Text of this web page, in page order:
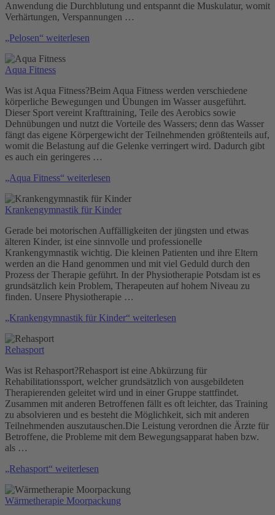
Anwendung die Durchblutung und entspannt die Muskulatur, womit
Verhärtungen, Verspannungen …
„Pelosen“ weiterlesen
Aqua Fitness
Was ist Aqua Fitness?Beim Aqua Fitness werden verschiedene
körperliche Bewegungen und Übungen im Wasser ausgeführt.
Dieser Sport vereint Krafttraining, Teile des Aerobics sowie
Dehnübungen und nutzt die Vorteile des Wassers; denn das Wasser
fängt das eigene Körpergewicht der Teilnehmenden größtenteils auf,
womit die Belastung auf die Gelenke verringert wird. Dadurch gibt
es auch ein geringeres …
„Aqua Fitness“ weiterlesen
Krankengymnastik für Kinder
Gerade bei motorischen Auffälligkeiten der jüngsten und etwas
älteren Kinder, ist eine sinnvolle und professionelle
Krankengymnastik wichtig. Die kleinen Patienten und ihre Eltern
werden an die Hand genommen und mit viel Geduld durch den
Prozess der Therapie geführt. In der Physiotherapie Potsdam ist es
grundsätzlich kein Problem, Therapeuten auf hohem Niveau zu
finden. Unsere Physiotherapie …
„Krankengymnastik für Kinder“ weiterlesen
Rehasport
Was ist Rehasport?Rehasport ist eine Abkürzung für
Rehabilitationssport, welcher grundsätzlich von ausgebildeten
Therapierenden geleitet wird und in einer Gruppe stattfindet.
Zusammen mit anderen Betroffenen fällt es oft leichter, das Training
zu absolvieren und es besteht die Möglichkeit, sich mit anderen
Teilnehmenden auszutauschen.Die Leistung verordnen die Ärzte für
Betroffene, die Probleme mit dem Bewegungsapparat haben bzw.
als …
„Rehasport“ weiterlesen
Wärmetherapie Moorpackung